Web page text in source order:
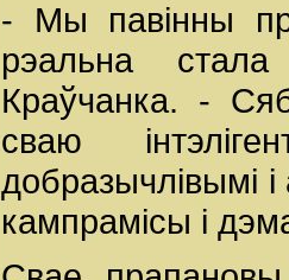
- Мы павінны
рэальна
Краўчанка. -
сваю
добразычлівымі
кампрамісы і